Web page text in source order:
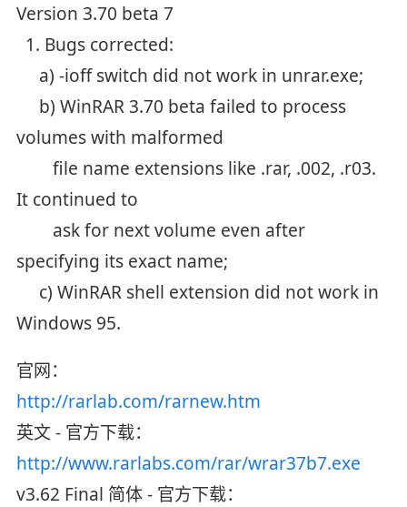
Version 3.70 beta 7
1. Bugs corrected:
a) -ioff switch did not work in unrar.exe;
b) WinRAR 3.70 beta failed to process
volumes with malformed
file name extensions like .rar, .002, .r03.
It continued to
ask for next volume even after
specifying its exact name;
c) WinRAR shell extension did not work in
Windows 95.
官网：
http://rarlab.com/rarnew.htm
英文 - 官方下载：
http://www.rarlabs.com/rar/wrar37b7.exe
v3.62 Final 简体 - 官方下载：